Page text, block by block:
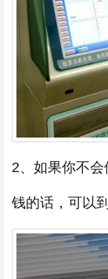
2、如果你不
钱的话，可以